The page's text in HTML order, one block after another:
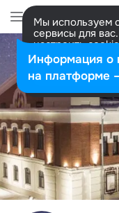
Мы используем
сервисы для
настроить
представитель.
Разрешить все
Информация о
на платформе